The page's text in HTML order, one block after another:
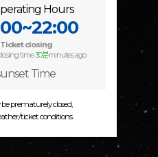
Hours
Ticket closing
time30분minutes ago
Time
prematurely closed,
ticket conditions.